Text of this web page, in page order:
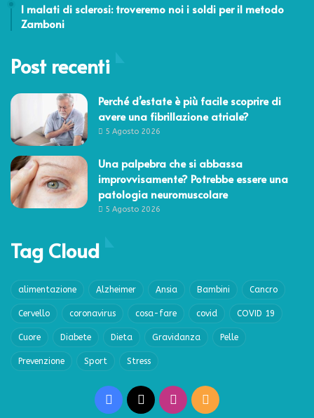
I malati di sclerosi: troveremo noi i soldi per il metodo
Zamboni
Post recenti
Perché d’estate è più facile scoprire di
avere una fibrillazione atriale?
5 Agosto 2026
Una palpebra che si abbassa
improvvisamente? Potrebbe essere una
patologia neuromuscolare
5 Agosto 2026
Tag Cloud
alimentazione Alzheimer Ansia Bambini Cancro
Cervello coronavirus cosa-fare covid COVID 19
Cuore Diabete Dieta Gravidanza Pelle
Prevenzione Sport Stress
Facebook Instagram
RSS